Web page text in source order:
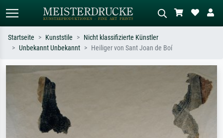
Suchen Sie nach Künstlern, Werktiteln
oder Stilen – z.B. Monet,
Sternennacht, Impressionismus, Welle
Hokusai, Akt.
Beschreiben Sie die Szene – z.B. Grüne
Wiese, Abstrakt mit viel Rot, Dunkles
Ölgemälde, Stehender Akt neben einem
Startseite Kunststile
Nicht klassifizierte Künstler
Unbekannt Unbekannt
Heiliger von Sant Joan de Boí